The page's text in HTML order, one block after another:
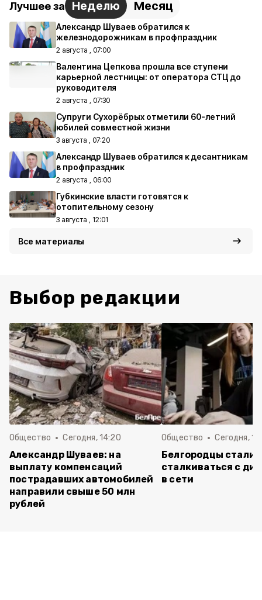
Лучшее за Неделю Месяц
Александр Шуваев обратился к
железнодорожникам в профпраздник
2 августа , 07:00
Валентина Цепкова прошла все ступени
карьерной лестницы: от оператора СТЦ до
руководителя
2 августа , 07:30
Супруги Сухорёбрых отметили 60-летний
юбилей совместной жизни
3 августа , 07:20
Александр Шуваев обратился к десантникам
в профпраздник
2 августа , 06:00
Губкинские власти готовятся к
отопительному сезону
3 августа , 12:01
Все материалы
Выбор редакции
Общество Сегодня, 14:20
Александр Шуваев: на
выплату компенсаций
пострадавших автомобилей
направили свыше 50 млн
рублей
Общество Сегодня,
Белгородцы стали
сталкиваться с
в сети